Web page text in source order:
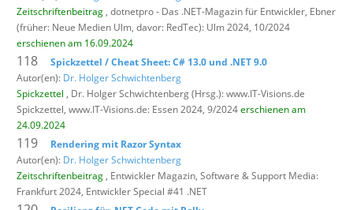
Zeitschriftenbeitrag , dotnetpro - Das .NET-Magazin für Entwickler, Ebner
(früher: Neue Medien Ulm, davor: RedTec): Ulm 2024, 10/2024
erschienen am 16.09.2024
118
Spickzettel / Cheat Sheet: C# 13.0 und .NET 9.0
Autor(en): Dr. Holger Schwichtenberg
Spickzettel , Dr. Holger Schwichtenberg (Hrsg.): www.IT-Visions.de
Spickzettel, www.IT-Visions.de: Essen 2024, 9/2024erschienen am
24.09.2024
119
Rendering mit Razor Syntax
Autor(en): Dr. Holger Schwichtenberg
Zeitschriftenbeitrag , Entwickler Magazin, Software & Support Media:
Frankfurt 2024, Entwickler Special #41 .NET